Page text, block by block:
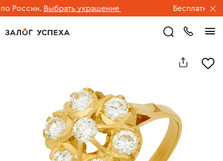
России. Выбрать украшение Бесплатная